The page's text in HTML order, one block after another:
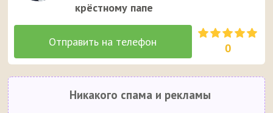
крёстному папе
0
Никакого спама и рекламы